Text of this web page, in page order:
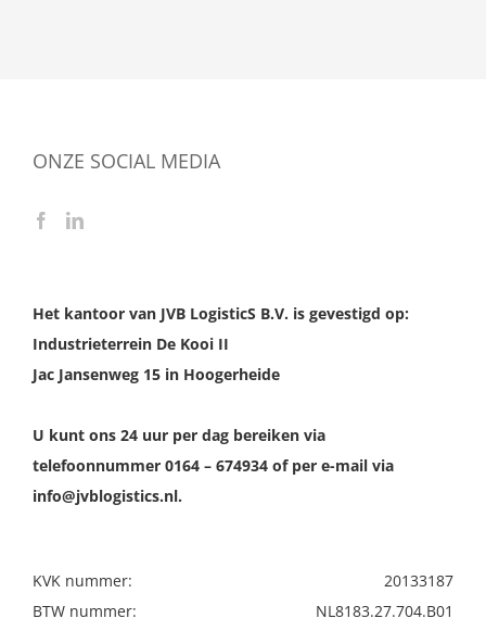
ONZE SOCIAL MEDIA
Het kantoor van JVB LogisticS B.V. is gevestigd op:
Industrieterrein De Kooi II
Jac Jansenweg 15 in Hoogerheide
U kunt ons 24 uur per dag bereiken via
telefoonnummer 0164 – 674934 of per e-mail via
info@jvblogistics.nl.
KVK nummer:
20133187
BTW nummer:
NL8183.27.704.B01